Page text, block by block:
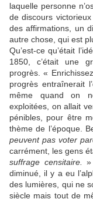
laquelle personne
de discours
des affirmations, un
autre chose, qui est
Qu’est-ce qu’était
1850, c’était une
progrès. «
progrès entraînerait
même quand on
exploitées, on allait
pénibles, pour être
thème de l’époque.
peuvent pas voter
carrément, les gens
suffrage censitaire.
diminué, il y a eu
des lumières, qui ne
siècle mais tout de